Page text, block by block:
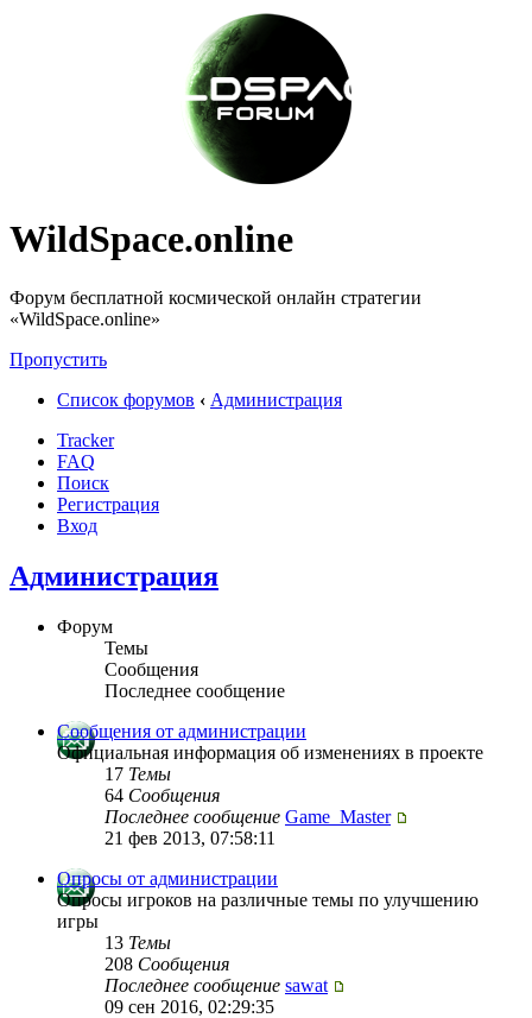
WildSpace.online
Форум бесплатной космической онлайн стратегии
«WildSpace.online»
Пропустить
Список форумов ‹ Администрация
Tracker
FAQ
Поиск
Регистрация
Вход
Администрация
Форум
Темы
Сообщения
Последнее сообщение
Сообщения от администрации
Официальная информация об изменениях в проекте
17 Темы
64 Сообщения
Последнее сообщение Game_Master
21 фев 2013, 07:58:11
Опросы от администрации
Опросы игроков на различные темы по улучшению
игры
13 Темы
208 Сообщения
Последнее сообщение sawat
09 сен 2016, 02:29:35